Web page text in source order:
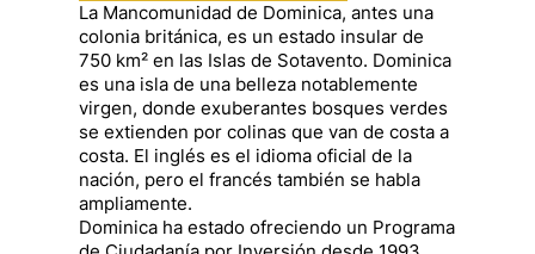
La Mancomunidad de Dominica, antes una
colonia británica, es un estado insular de
750 km² en las Islas de Sotavento. Dominica
es una isla de una belleza notablemente
virgen, donde exuberantes bosques verdes
se extienden por colinas que van de costa a
costa. El inglés es el idioma oficial de la
nación, pero el francés también se habla
ampliamente.
Dominica ha estado ofreciendo un Programa